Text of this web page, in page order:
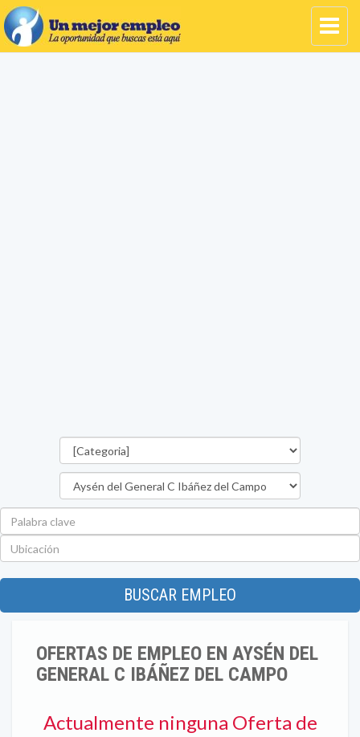
BUSCAR EMPLEO
OFERTAS DE EMPLEO EN AYSÉN DEL
GENERAL C IBÁÑEZ DEL CAMPO
Actualmente ninguna Oferta de